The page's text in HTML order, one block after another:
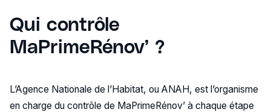
Qui contrôle
MaPrimeRénov’ ?
L’Agence Nationale de l’Habitat, ou ANAH, est l’organisme
en charge du contrôle de MaPrimeRénov’ à chaque étape